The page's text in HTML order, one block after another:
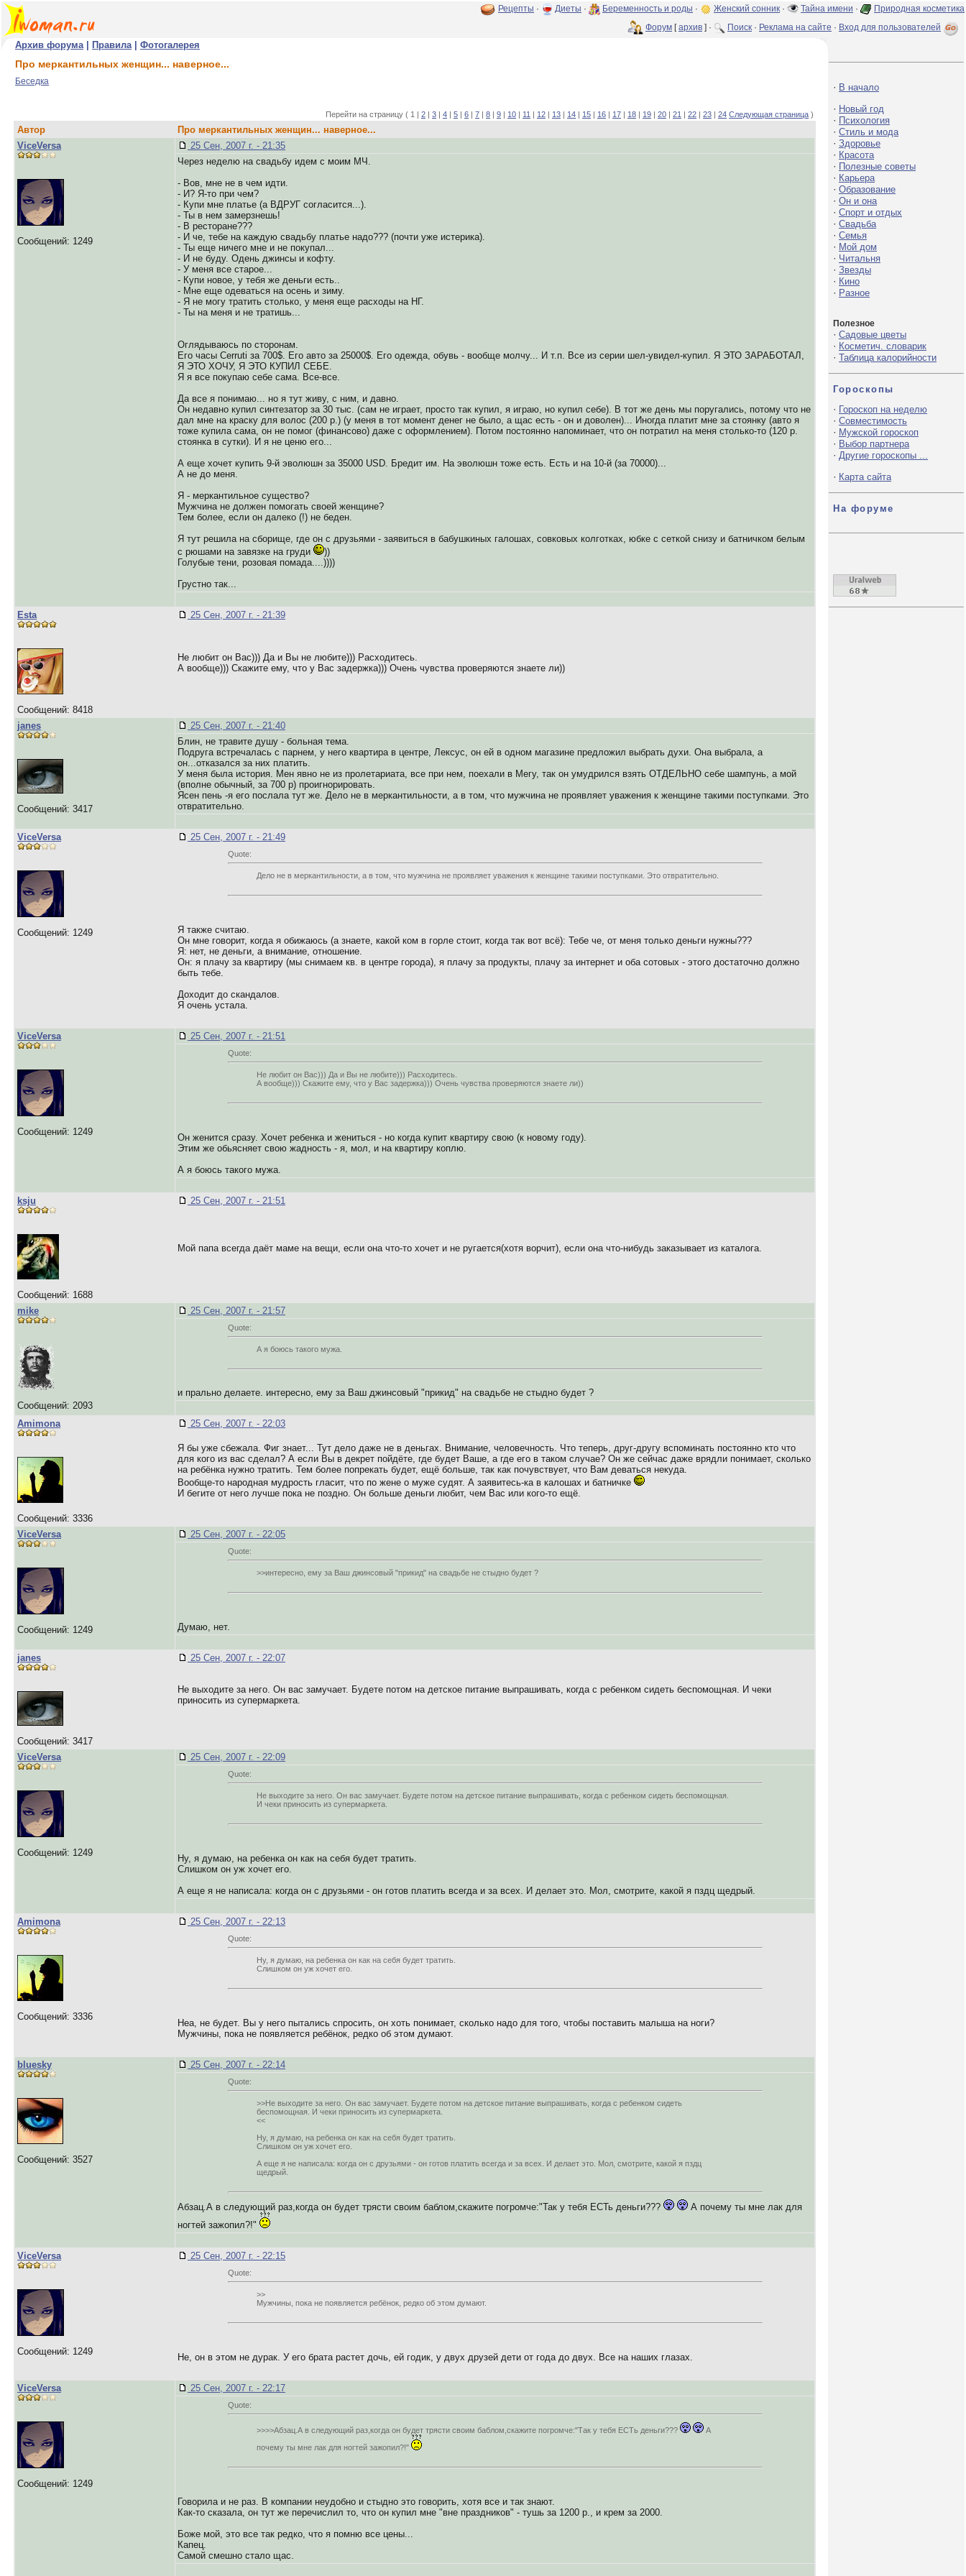
Рецепты · Диеты · Беременность и роды · Женский сонник · Тайна имени ·
Природная косметика
Форум [архив ] · Поиск · Реклама на сайте · Вход для пользователей
Архив форума| Правила| Фотогалерея
Про меркантильных женщин... наверное...
Беседка
Перейти на страницу ( 1 | 2 | 3 | 4 | 5 | 6 | 7 | 8 | 9 | 10 | 11 | 12 | 13 | 14 | 15 | 16 | 17 | 18 | 19 | 20 | 21 | 22 | 23 | 24 Следующая страница )
Автор
Про меркантильных женщин... наверное...
ViceVersa
Сообщений: 1249
25 Сен, 2007 г. - 21:35
Через неделю на свадьбу идем с моим МЧ.
- Вов, мне не в чем идти.
- И? Я-то при чем?
- Купи мне платье (а ВДРУГ согласится...).
- Ты в нем замерзнешь!
- В ресторане???
- И че, тебе на каждую свадьбу платье надо??? (почти уже истерика).
- Ты еще ничего мне и не покупал...
- И не буду. Одень джинсы и кофту.
- У меня все старое...
- Купи новое, у тебя же деньги есть..
- Мне еще одеваться на осень и зиму.
- Я не могу тратить столько, у меня еще расходы на НГ.
- Ты на меня и не тратишь...
Оглядываюсь по сторонам.
Его часы Cerruti за 700$. Его авто за 25000$. Его одежда, обувь - вообще молчу... И т.п. Все из серии шел-увидел-купил. Я ЭТО ЗАРАБОТАЛ,
Я ЭТО ХОЧУ, Я ЭТО КУПИЛ СЕБЕ.
Я я все покупаю себе сама. Все-все.
Да все я понимаю... но я тут живу, с ним, и давно.
Он недавно купил синтезатор за 30 тыс. (сам не играет, просто так купил, я играю, но купил себе). В тот же день мы поругались, потому что не
дал мне на краску для волос (200 р.) (у меня в тот момент денег не было, а щас есть - он и доволен)... Иногда платит мне за стоянку (авто я
тоже купила сама, он не помог (финансово) даже с оформлением). Потом постоянно напоминает, что он потратил на меня столько-то (120 р.
стоянка в сутки). И я не ценю его...
А еще хочет купить 9-й эволюшн за 35000 USD. Бредит им. На эволюшн тоже есть. Есть и на 10-й (за 70000)...
А не до меня.
Я - меркантильное существо?
Мужчина не должен помогать своей женщине?
Тем более, если он далеко (!) не беден.
Я тут решила на сборище, где он с друзьями - заявиться в бабушкиных галошах, совковых колготках, юбке с сеткой снизу и батничком белым
с рюшами на завязке на груди
))
Голубые тени, розовая помада....))))
Грустно так...
Esta
Сообщений: 8418
25 Сен, 2007 г. - 21:39
Не любит он Вас))) Да и Вы не любите))) Расходитесь.
А вообще))) Скажите ему, что у Вас задержка))) Очень чувства проверяются знаете ли))
janes
Сообщений: 3417
25 Сен, 2007 г. - 21:40
Блин, не травите душу - больная тема.
Подруга встречалась с парнем, у него квартира в центре, Лексус, он ей в одном магазине предложил выбрать духи. Она выбрала, а
он...отказался за них платить.
У меня была история. Мен явно не из пролетариата, все при нем, поехали в Мегу, так он умудрился взять ОТДЕЛЬНО себе шампунь, а мой
(вполне обычный, за 700 р) проигнорировать.
Ясен пень -я его послала тут же. Дело не в меркантильности, а в том, что мужчина не проявляет уважения к женщине такими поступками. Это
отвратительно.
ViceVersa
Сообщений: 1249
25 Сен, 2007 г. - 21:49
Quote:
Дело не в меркантильности, а в том, что мужчина не проявляет уважения к женщине такими поступками. Это отвратительно.
Я также считаю.
Он мне говорит, когда я обижаюсь (а знаете, какой ком в горле стоит, когда так вот всё): Тебе че, от меня только деньги нужны???
Я: нет, не деньги, а внимание, отношение.
Он: я плачу за квартиру (мы снимаем кв. в центре города), я плачу за продукты, плачу за интернет и оба сотовых - этого достаточно должно
быть тебе.
Доходит до скандалов.
Я очень устала.
ViceVersa
Сообщений: 1249
25 Сен, 2007 г. - 21:51
Quote:
Не любит он Вас))) Да и Вы не любите))) Расходитесь.
А вообще))) Скажите ему, что у Вас задержка))) Очень чувства проверяются знаете ли))
Он женится сразу. Хочет ребенка и жениться - но когда купит квартиру свою (к новому году).
Этим же обьясняет свою жадность - я, мол, и на квартиру коплю.
А я боюсь такого мужа.
ksju
Сообщений: 1688
25 Сен, 2007 г. - 21:51
Мой папа всегда даёт маме на вещи, если она что-то хочет и не ругается(хотя ворчит), если она что-нибудь заказывает из каталога.
mike
Сообщений: 2093
25 Сен, 2007 г. - 21:57
Quote:
А я боюсь такого мужа.
и прально делаете. интересно, ему за Ваш джинсовый "прикид" на свадьбе не стыдно будет ?
Amimona
Сообщений: 3336
25 Сен, 2007 г. - 22:03
Я бы уже сбежала. Фиг знает... Тут дело даже не в деньгах. Внимание, человечность. Что теперь, друг-другу вспоминать постоянно кто что
для кого из вас сделал? А если Вы в декрет пойдёте, где будет Ваше, а где его в таком случае? Он же сейчас даже врядли понимает, сколько
на ребёнка нужно тратить. Тем более попрекать будет, ещё больше, так как почувствует, что Вам деваться некуда.
Вообще-то народная мудрость гласит, что по жене о муже судят. А заявитесь-ка в калошах и батничке
И бегите от него лучше пока не поздно. Он больше деньги любит, чем Вас или кого-то ещё.
ViceVersa
Сообщений: 1249
25 Сен, 2007 г. - 22:05
Quote:
>>интересно, ему за Ваш джинсовый "прикид" на свадьбе не стыдно будет ?
Думаю, нет.
janes
Сообщений: 3417
25 Сен, 2007 г. - 22:07
Не выходите за него. Он вас замучает. Будете потом на детское питание выпрашивать, когда с ребенком сидеть беспомощная. И чеки
приносить из супермаркета.
ViceVersa
Сообщений: 1249
25 Сен, 2007 г. - 22:09
Quote:
Не выходите за него. Он вас замучает. Будете потом на детское питание выпрашивать, когда с ребенком сидеть беспомощная.
И чеки приносить из супермаркета.
Ну, я думаю, на ребенка он как на себя будет тратить.
Слишком он уж хочет его.
А еще я не написала: когда он с друзьями - он готов платить всегда и за всех. И делает это. Мол, смотрите, какой я пздц щедрый.
Amimona
Сообщений: 3336
25 Сен, 2007 г. - 22:13
Quote:
Ну, я думаю, на ребенка он как на себя будет тратить.
Слишком он уж хочет его.
Неа, не будет. Вы у него пытались спросить, он хоть понимает, сколько надо для того, чтобы поставить малыша на ноги?
Мужчины, пока не появляется ребёнок, редко об этом думают.
bluesky
Сообщений: 3527
25 Сен, 2007 г. - 22:14
Quote:
>>Не выходите за него. Он вас замучает. Будете потом на детское питание выпрашивать, когда с ребенком сидеть
беспомощная. И чеки приносить из супермаркета.
<<
Ну, я думаю, на ребенка он как на себя будет тратить.
Слишком он уж хочет его.
А еще я не написала: когда он с друзьями - он готов платить всегда и за всех. И делает это. Мол, смотрите, какой я пздц
щедрый.
Абзац.А в следующий раз,когда он будет трясти своим баблом,скажите погромче:"Так у тебя ЕСТь деньги???
А почему ты мне лак для
ногтей зажопил?!"
ViceVersa
Сообщений: 1249
25 Сен, 2007 г. - 22:15
Quote:
>>
Мужчины, пока не появляется ребёнок, редко об этом думают.
Не, он в этом не дурак. У его брата растет дочь, ей годик, у двух друзей дети от года до двух. Все на наших глазах.
ViceVersa
Сообщений: 1249
25 Сен, 2007 г. - 22:17
Quote:
>>>>Абзац.А в следующий раз,когда он будет трясти своим баблом,скажите погромче:"Так у тебя ЕСТь деньги???
А
почему ты мне лак для ногтей зажопил?!"
Говорила и не раз. В компании неудобно и стыдно это говорить, хотя все и так знают.
Как-то сказала, он тут же перечислил то, что он купил мне "вне праздников" - тушь за 1200 р., и крем за 2000.
Боже мой, это все так редко, что я помню все цены...
Капец.
Самой смешно стало щас.
· В начало
· Новый год
· Психология
· Стиль и мода
· Здоровье
· Красота
· Полезные советы
· Карьера
· Образование
· Он и она
· Спорт и отдых
· Свадьба
· Семья
· Мой дом
· Читальня
· Звезды
· Кино
· Разное
Полезное
· Садовые цветы
· Косметич. словарик
· Таблица калорийности
Гороскопы
· Гороскоп на неделю
· Совместимость
· Мужской гороскоп
· Выбор партнера
· Другие гороскопы ...
· Карта сайта
На форуме